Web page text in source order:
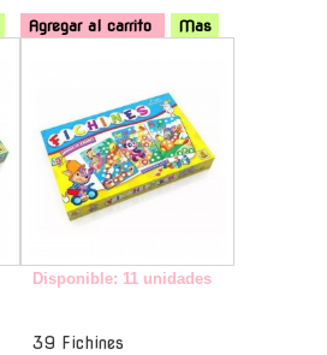
Agregar al carrito
Mas
Disponible: 11 unidades
39 Fichines